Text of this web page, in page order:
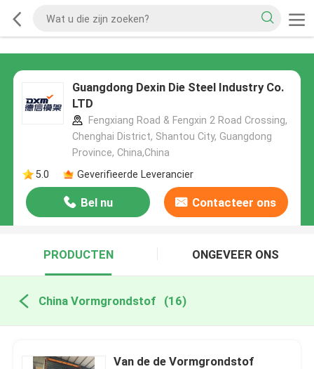
Guangdong Dexin Die Steel Industry Co.
LTD
Fengxiang Road & Fengxin 2 Road Crossing,
Chenghai District, Shantou City, Guangdong
Province, China,China
5.0
Geverifieerde Leverancier
Bel nu Contacteer ons
PRODUCTEN ONGEVEER ONS
China Vormgrondstof (16)
Van de de Vormgrondstof